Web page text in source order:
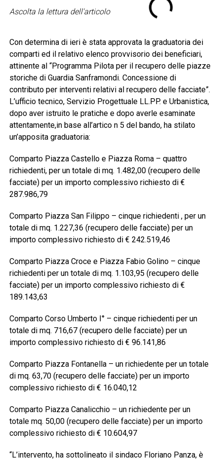
Ascolta la lettura dell'articolo
Con determina di ieri è stata approvata la graduatoria dei
comparti ed il relativo elenco provvisorio dei beneficiari,
attinente al “Programma Pilota per il recupero delle piazze
storiche di Guardia Sanframondi. Concessione di
contributo per interventi relativi al recupero delle facciate”.
L’ufficio tecnico, Servizio Progettuale LL.PP. e Urbanistica,
dopo aver istruito le pratiche e dopo averle esaminate
attentamente,in base all’artico n 5 del bando, ha stilato
un’apposita graduatoria:
Comparto Piazza Castello e Piazza Roma – quattro
richiedenti, per un totale di mq. 1.482,00 (recupero delle
facciate) per un importo complessivo richiesto di €
287.986,79
Comparto Piazza San Filippo – cinque richiedenti , per un
totale di mq. 1.227,36 (recupero delle facciate) per un
importo complessivo richiesto di € 242.519,46
Comparto Piazza Croce e Piazza Fabio Golino – cinque
richiedenti per un totale di mq. 1.103,95 (recupero delle
facciate) per un importo complessivo richiesto di €
189.143,63
Comparto Corso Umberto I° – cinque richiedenti per un
totale di mq. 716,67 (recupero delle facciate) per un
importo complessivo richiesto di € 96.141,86
Comparto Piazza Fontanella – un richiedente per un totale
di mq. 63,70 (recupero delle facciate) per un importo
complessivo richiesto di € 16.040,12
Comparto Piazza Canalicchio – un richiedente per un
totale mq. 50,00 (recupero delle facciate) per un importo
complessivo richiesto di € 10.604,97
“L’intervento, ha sottolineato il sindaco Floriano Panza, è